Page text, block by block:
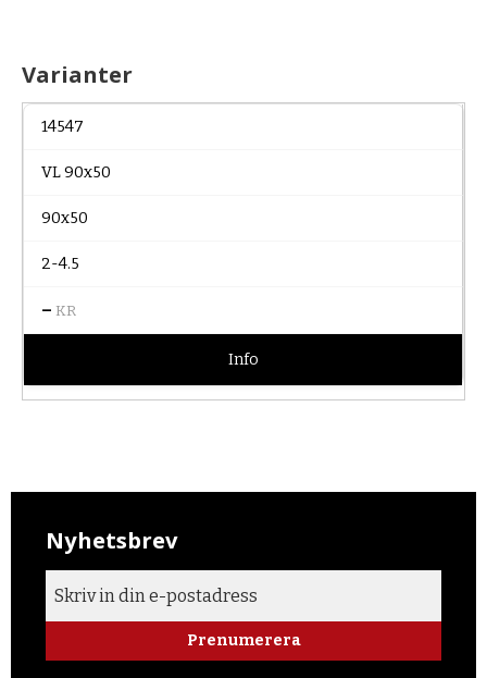
Varianter
14547
VL 90x50
90x50
2-4.5
– KR
Info
Nyhetsbrev
Prenumerera